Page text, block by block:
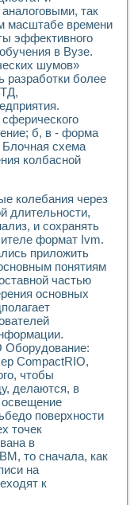
так
масштабе времени
эффективного
в Вузе.
шумов»
разработки более
б, в - форма
схема
колбасной
колебания через
длительности,
и сохранять
формат Ivm.
приложить
понятиям
частью
основных
Оборудование:
CompactRIO,
чтобы
делаются, в
поверхности
точек
в
то сначала, как
на
к